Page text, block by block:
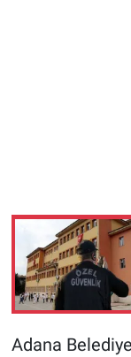
Adana